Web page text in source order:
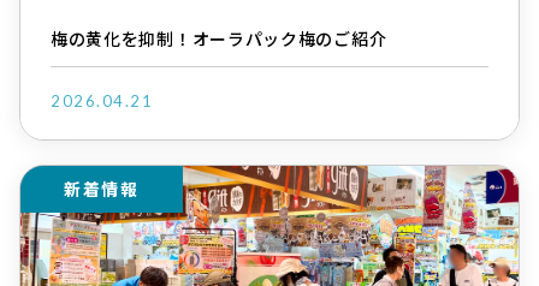
梅の黄化を抑制！オーラパック梅のご紹介
2026.04.21
新着情報